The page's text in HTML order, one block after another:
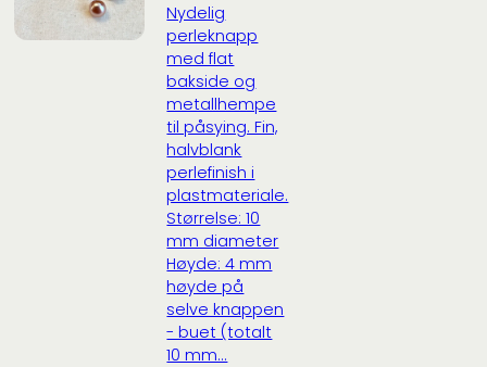
Nydelig
perleknapp
med flat
bakside og
metallhempe
til påsying. Fin,
halvblank
perlefinish i
plastmateriale.
Størrelse: 10
mm diameter
Høyde: 4 mm
høyde på
selve knappen
- buet (totalt
10 mm...